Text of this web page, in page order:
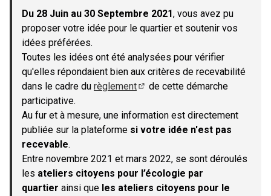
−
Du 28 Juin au 30 Septembre 2021, vous avez pu
proposer votre idée pour le quartier et soutenir vos
idées préférées.
Toutes les idées ont été analysées pour vérifier
qu'elles répondaient bien aux critères de recevabilité
dans le cadre du règlement
de cette démarche
participative.
Au fur et à mesure, une information est directement
publiée sur la plateforme si votre idée n'est pas
recevable.
Entre novembre 2021 et mars 2022, se sont déroulés
les ateliers citoyens pour l’écologie par
quartier ainsi que les ateliers citoyens pour le